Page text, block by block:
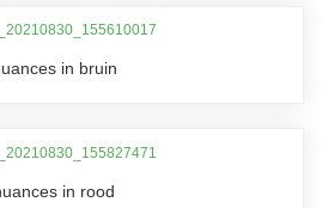
in bruin
in rood